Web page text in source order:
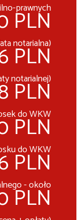
prawnych
PLN
notarialna)
PLN
notarialnej)
PLN
do WKW
PLN
do WKW
PLN
- około
PLN